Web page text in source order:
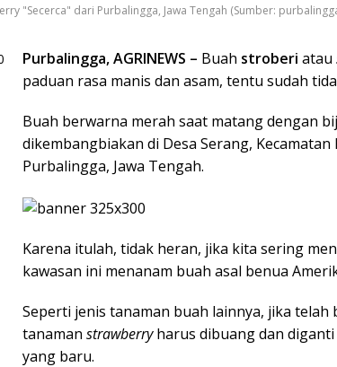
"Secerca" dari Purbalingga, Jawa Tengah (Sumber:
Purbalingga, AGRINEWS – Buah stroberi atau
paduan rasa manis dan asam, tentu sudah
Buah berwarna merah saat matang dengan
dikembangbiakan di Desa Serang,
Purbalingga, Jawa Tengah.
Karena itulah, tidak heran, jika kita sering
kawasan ini menanam buah asal benua
Seperti jenis tanaman buah lainnya, jika telah
tanaman strawberryharus dibuang dan
yang baru.